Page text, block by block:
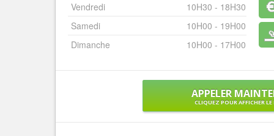
Vendredi
10H30 - 18H30
Samedi
10H00 - 19H00
Dimanche
10H00 - 17H00
APPELER
CLIQUEZ POUR AFFICHER